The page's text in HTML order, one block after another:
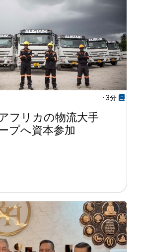
· 3分
フリカの物流大手
プへ資本参加